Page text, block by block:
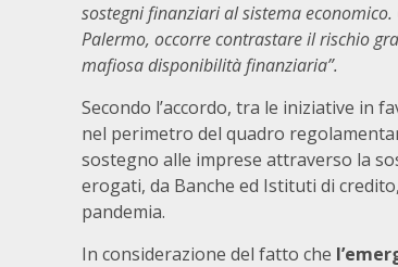
sostegni finanziari al sistema
Palermo, occorre contrastare il rischio
mafiosa disponibilità finanziaria”.
Secondo l’accordo, tra le iniziative in
nel perimetro del quadro
sostegno alle imprese attraverso la
erogati, da Banche ed Istituti di
pandemia.
In considerazione del fatto che